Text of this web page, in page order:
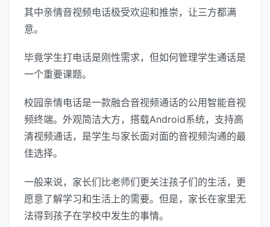
其中亲情音视频电话极受欢迎和推崇，让三方都满
意。
毕竟学生打电话是刚性需求，但如何管理学生通话是
一个重要课题。
校园亲情电话是一款融合音视频通话的公用智能音视
频终端。外观简洁大方，搭载Android系统，支持高
清视频通话，是学生与家长面对面的音视频沟通的最
佳选择。
一般来说，家长们比老师们更关注孩子们的生活，更
愿意了解学习和生活上的需要。但是，家长在家里无
法得到孩子在学校中发生的事情。